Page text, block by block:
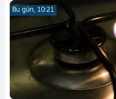
Bu gün, 10:21